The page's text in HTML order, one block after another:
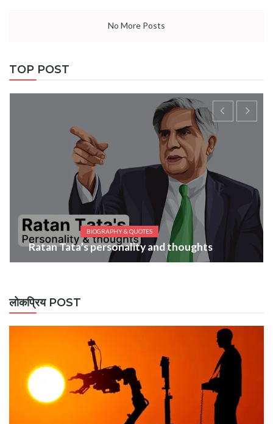
No More Posts
TOP POST
BIOGRAPHY & QUOTES
Ratan Tata’s personality and thoughts
लोकप्रिय POST